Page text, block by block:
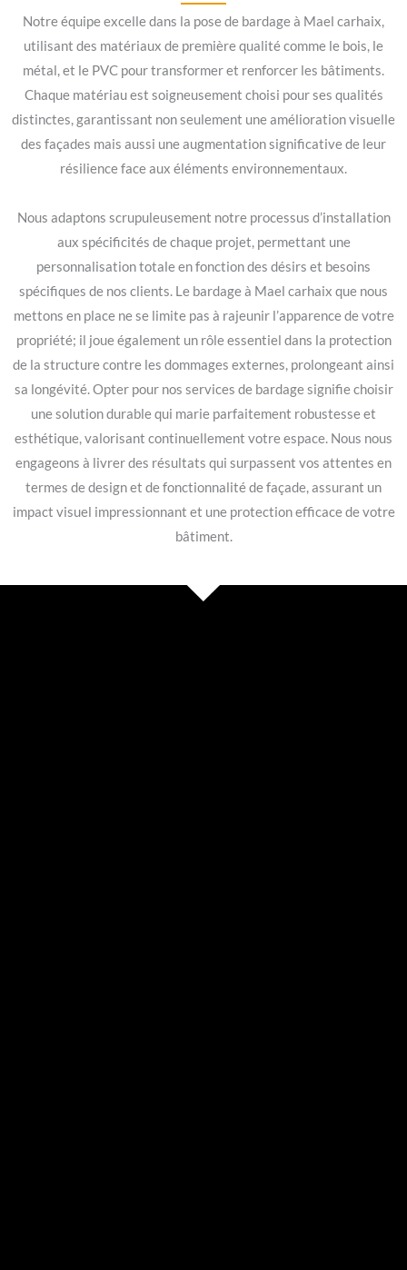
Notre équipe excelle dans la pose de bardage à Mael carhaix,
utilisant des matériaux de première qualité comme le bois, le
métal, et le PVC pour transformer et renforcer les bâtiments.
Chaque matériau est soigneusement choisi pour ses qualités
distinctes, garantissant non seulement une amélioration visuelle
des façades mais aussi une augmentation significative de leur
résilience face aux éléments environnementaux.
Nous adaptons scrupuleusement notre processus d’installation
aux spécificités de chaque projet, permettant une
personnalisation totale en fonction des désirs et besoins
spécifiques de nos clients. Le bardage à Mael carhaix que nous
mettons en place ne se limite pas à rajeunir l’apparence de votre
propriété; il joue également un rôle essentiel dans la protection
de la structure contre les dommages externes, prolongeant ainsi
sa longévité. Opter pour nos services de bardage signifie choisir
une solution durable qui marie parfaitement robustesse et
esthétique, valorisant continuellement votre espace. Nous nous
engageons à livrer des résultats qui surpassent vos attentes en
termes de design et de fonctionnalité de façade, assurant un
impact visuel impressionnant et une protection efficace de votre
bâtiment.